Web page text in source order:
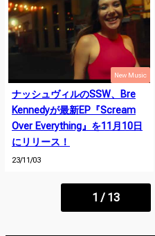
New Music
ナッシュヴィルのSSW、Bre
Kennedyが最新EP『Scream
Over Everything』を11月10日
にリリース！
23/11/03
1 / 13